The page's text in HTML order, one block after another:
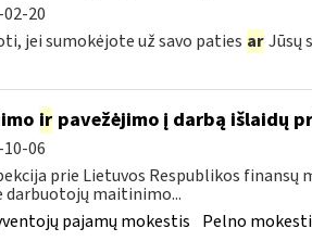
20
jei sumokėjote už savo paties ar Jūsų
irpavežėjimo į darbą išlaidų
06
prie Lietuvos Respublikos
darbuotojų maitinimo...
pajamų mokestis Pelno